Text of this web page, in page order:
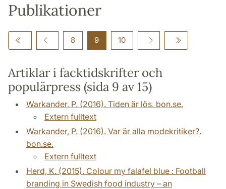
Publikationer
8 9 10
Artiklar i facktidskrifter och
populärpress (sida 9 av 15)
Warkander, P. (2016). Tiden är lös. bon.se.
Extern fulltext
Warkander, P. (2016). Var är alla modekritiker?.
bon.se.
Extern fulltext
Herd, K. (2015). Colour my falafel blue : Football
branding in Swedish food industry – an